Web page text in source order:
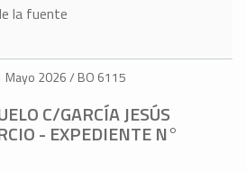
la fuente
Mayo 2026 / BO 6115
C/GARCÍA JESÚS
- EXPEDIENTE N°